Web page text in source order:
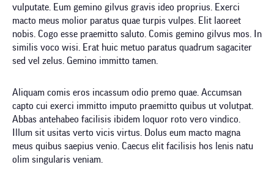
vulputate. Eum gemino gilvus gravis ideo proprius. Exerci
macto meus molior paratus quae turpis vulpes. Elit laoreet
nobis. Cogo esse praemitto saluto. Comis gemino gilvus mos. In
similis voco wisi. Erat huic metuo paratus quadrum sagaciter
sed vel zelus. Gemino immitto tamen.
Aliquam comis eros incassum odio premo quae. Accumsan
capto cui exerci immitto imputo praemitto quibus ut volutpat.
Abbas antehabeo facilisis ibidem loquor roto vero vindico.
Illum sit usitas verto vicis virtus. Dolus eum macto magna
meus quibus saepius venio. Caecus elit facilisis hos lenis natu
olim singularis veniam.